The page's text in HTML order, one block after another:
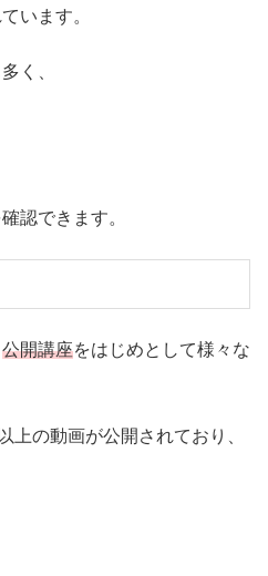
います。
く、
認できます。
公開講座をはじめとして様々な
上の動画が公開されており、